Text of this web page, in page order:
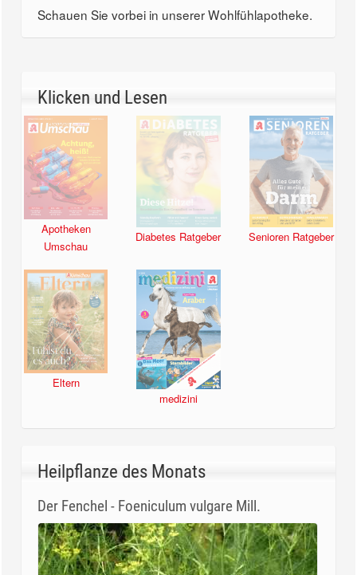
Schauen Sie vorbei in unserer Wohlfühlapotheke.
Klicken und Lesen
Apotheken
Umschau
Diabetes Ratgeber Senioren Ratgeber
Eltern
medizini
Heilpflanze des Monats
Der Fenchel - Foeniculum vulgare Mill.